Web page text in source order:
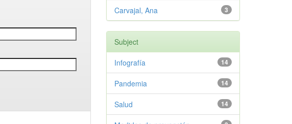
3
Carvajal, Ana
Subject
14
Infografía
14
Pandemia
14
Salud